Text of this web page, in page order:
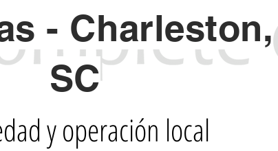
- Charleston,
SC
y operación local